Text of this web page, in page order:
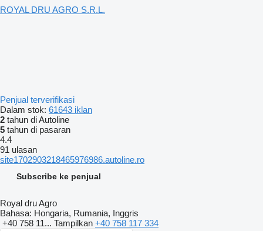
ROYAL DRU AGRO S.R.L.
Penjual terverifikasi
Dalam stok: 61643 iklan
2 tahun di Autoline
5 tahun di pasaran
4.4
91 ulasan
site1702903218465976986.autoline.ro
Subscribe ke penjual
Royal dru Agro
Bahasa: Hongaria, Rumania, Inggris
+40 758 11... Tampilkan +40 758 117 334